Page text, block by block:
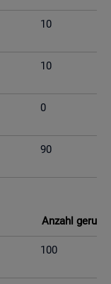
10
10
0
90
An­zahl
100